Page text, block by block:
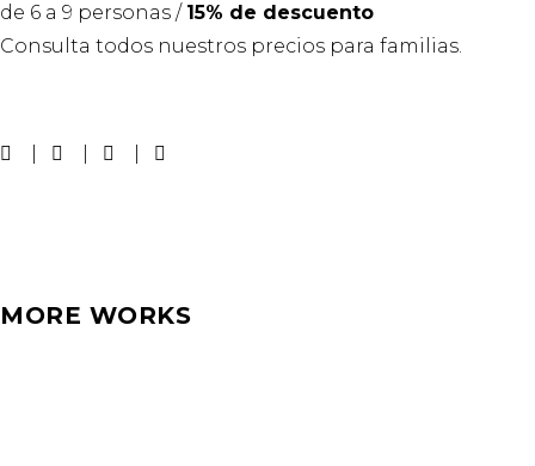
de 6 a 9 personas / 15% de descuento
Consulta todos nuestros precios para familias.
MORE WORKS